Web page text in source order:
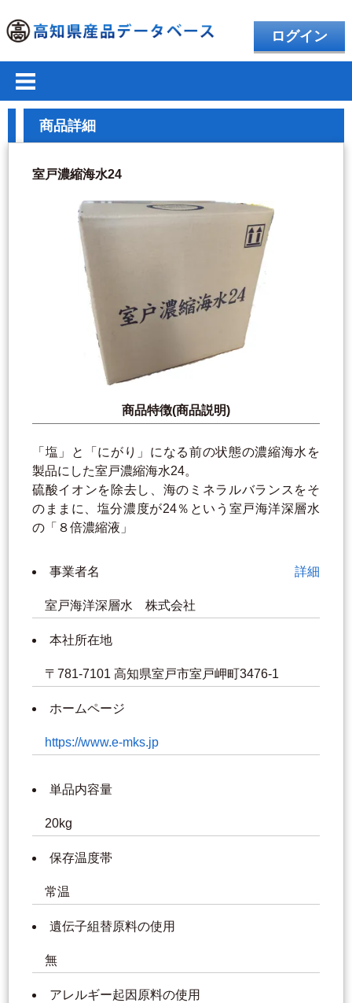
ログイン
商品詳細
室戸濃縮海水24
商品特徴(商品説明)
「塩」と「にがり」になる前の状態の濃縮海水を
製品にした室戸濃縮海水24。
硫酸イオンを除去し、海のミネラルバランスをそ
のままに、塩分濃度が24％という室戸海洋深層水
の「８倍濃縮液」
事業者名 詳細
室戸海洋深層水 株式会社
本社所在地
〒781-7101 高知県室戸市室戸岬町3476-1
ホームページ
https://www.e-mks.jp
単品内容量
20kg
保存温度帯
常温
遺伝子組替原料の使用
無
アレルギー起因原料の使用